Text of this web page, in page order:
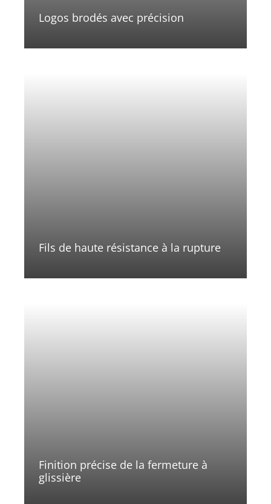
Logos brodés avec précision
Fils de haute résistance à la rupture
Finition précise de la fermeture à
glissière